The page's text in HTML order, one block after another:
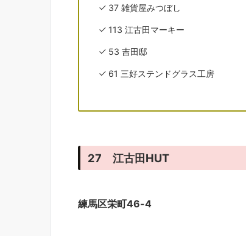
37 雑貨屋みつぼし
113 江古田マーキー
53 吉田邸
61 三好ステンドグラス工房
27 江古田HUT
練馬区栄町46-4